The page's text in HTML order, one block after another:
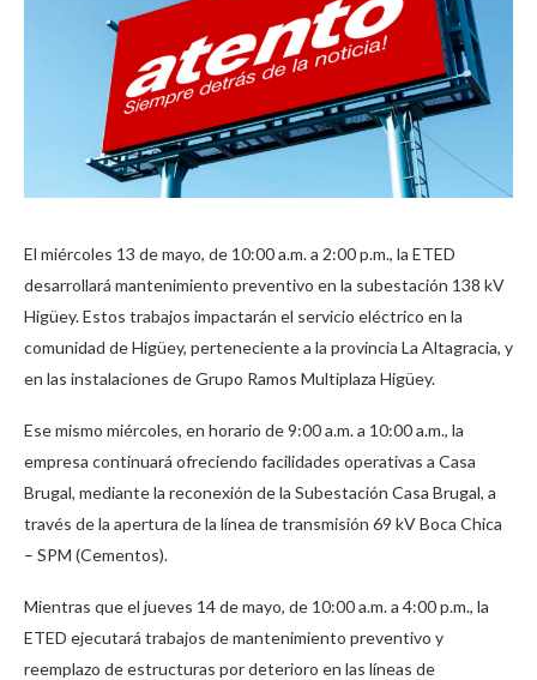
El miércoles 13 de mayo, de 10:00 a.m. a 2:00 p.m., la ETED
desarrollará mantenimiento preventivo en la subestación 138 kV
Higüey. Estos trabajos impactarán el servicio eléctrico en la
comunidad de Higüey, perteneciente a la provincia La Altagracia, y
en las instalaciones de Grupo Ramos Multiplaza Higüey.
Ese mismo miércoles, en horario de 9:00 a.m. a 10:00 a.m., la
empresa continuará ofreciendo facilidades operativas a Casa
Brugal, mediante la reconexión de la Subestación Casa Brugal, a
través de la apertura de la línea de transmisión 69 kV Boca Chica
– SPM (Cementos).
Mientras que el jueves 14 de mayo, de 10:00 a.m. a 4:00 p.m., la
ETED ejecutará trabajos de mantenimiento preventivo y
reemplazo de estructuras por deterioro en las líneas de